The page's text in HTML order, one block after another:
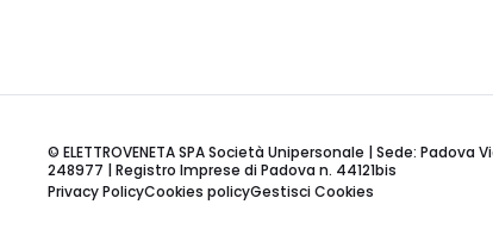
© ELETTROVENETA SPA Società Unipersonale | Sede:
248977 | Registro Imprese di Padova n. 44121bis
Privacy PolicyCookies policyGestisci Cookies